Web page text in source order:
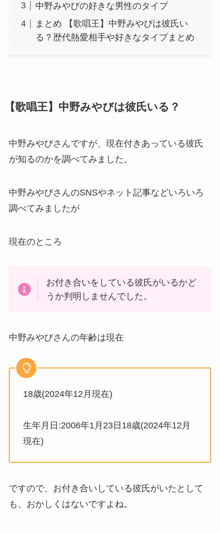
中野みやびの好きな男性のタイプ
まとめ 【歌唱王】中野みやびは彼氏い
る？歴代熱愛相手や好きなタイプまとめ
【歌唱王】中野みやびは彼氏いる？
中野みやびさんですが、現在付きあっている彼氏
が知るのかを調べてみました。
中野みやびさんのSNSやネット記事などいろいろ
調べてみましたが
現在のところ
お付き合いをしている彼氏がいるかど
うか判明しませんでした。
中野みやびさんの年齢は現在
18歳(2024年12月現在)
生年月日:2006年1月23日18歳(2024年12月
現在)
ですので、お付き合いしている彼氏がいたとして
も、おかしくはないですよね。